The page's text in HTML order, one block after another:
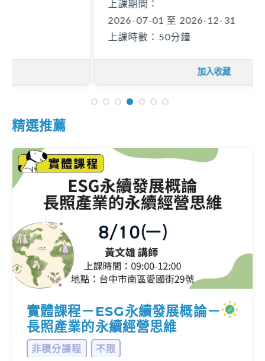
2026-07-01 至 2026-12-31
精選推薦
實體課程－ESG永續發展概論－
長照產業的永續經營思維
非積分課程
不限